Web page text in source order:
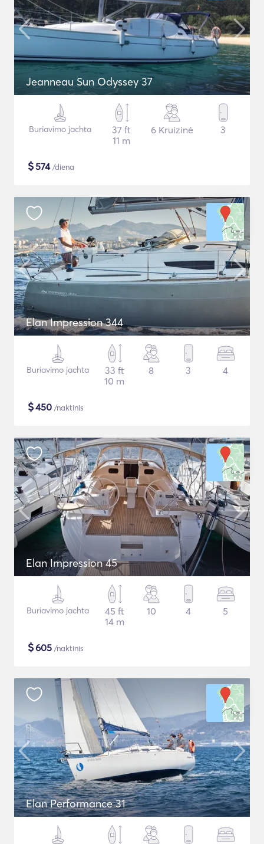
Jeanneau Sun Odyssey 37
Buriavimo jachta
37 ft
11 m
6 Kruizinė 3
$574/diena
Elan Impression 344
Buriavimo jachta
33 ft
10 m
8 3 4
$450 /naktinis
Elan Impression 45
Buriavimo jachta
45 ft
14 m
10 4 5
$605 /naktinis
Elan Performance 31